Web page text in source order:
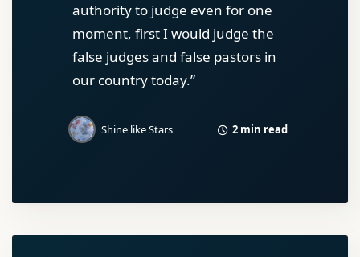
authority to judge even for one
moment, first I would judge the
false judges and false pastors in
our country today.”
Shine like Stars 2 min read